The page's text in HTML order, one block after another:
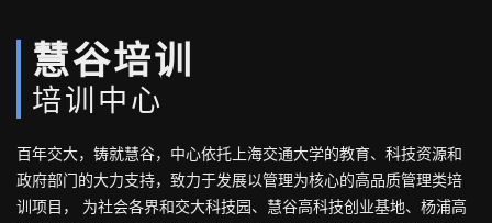
慧谷培训
培训中心
百年交大，铸就慧谷，中心依托上海交通大学的教育、科技资源和
政府部门的大力支持，致力于发展以管理为核心的高品质管理类培
训项目， 为社会各界和交大科技园、慧谷高科技创业基地、杨浦高